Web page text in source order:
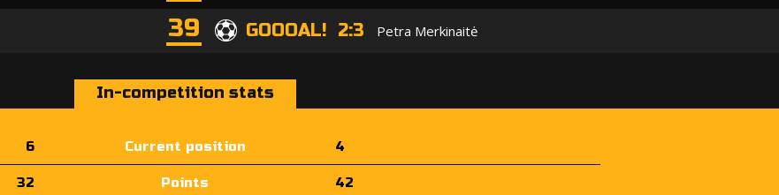
39
GOOOAL! 2:3 Petra Merkinaitė
In-competition stats
6 Current position 4
32 Points 42